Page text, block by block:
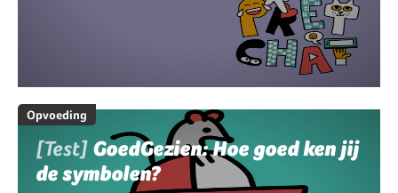
Opvoeding
[Test] GoedGezien: Hoe goed ken jij
de symbolen?